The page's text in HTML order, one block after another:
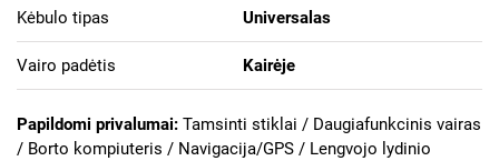
Kėbulo tipas Universalas
Vairo padėtis Kairėje
Papildomi privalumai: Tamsinti stiklai / Daugiafunkcinis vairas
/ Borto kompiuteris / Navigacija/GPS / Lengvojo lydinio